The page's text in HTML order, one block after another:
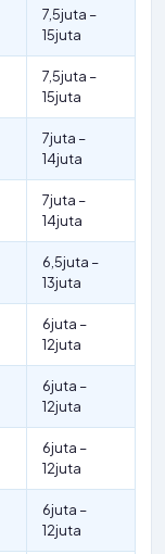
7,5juta –
15juta
7,5juta –
15juta
7juta –
14juta
7juta –
14juta
6,5juta –
13juta
6juta –
12juta
6juta –
12juta
6juta –
12juta
6juta –
12juta